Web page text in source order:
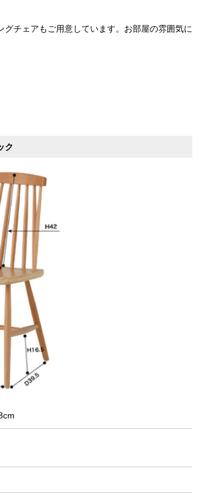
チェアもご用意しています。お部屋の雰囲気に
ク